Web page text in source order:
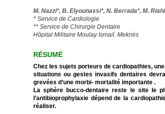
M. Nazzi*, B. Elyounassi*, N. Berrada*, M.
* Service de Cardiologie
** Service de Chirurgie Dentaire
Hôpital Militaire Moulay Ismail. Meknès
RÉSUMÉ
Chez les sujets porteurs de cardiopathies,
situations ou gestes invasifs dentaires
grevées d’une morbi- mortalité importante .
La sphère bucco-dentaire reste le site le
l’antibioprophylaxie dépend de la
réaliser.